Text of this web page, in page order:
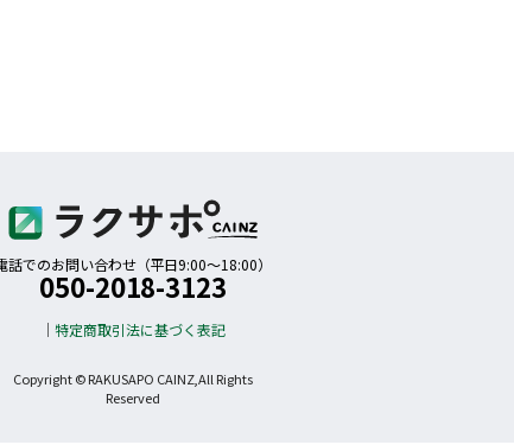
話でのお問い合わせ（平日9:00〜18:00）
050-2018-3123
特定商取引法に基づく表記
Copyright © RAKUSAPO CAINZ,All Rights
Reserved